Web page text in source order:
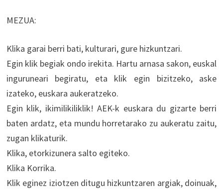
MEZUA:
Klika garai berri bati, kulturari, gure hizkuntzari.
Egin klik begiak ondo irekita. Hartu arnasa sakon, euskal
inguruneari begiratu, eta klik egin bizitzeko, aske
izateko, euskara aukeratzeko.
Egin klik, ikimilikiliklik! AEK-k euskara du gizarte berri
baten ardatz, eta mundu horretarako zu aukeratu zaitu,
zugan klikaturik.
Klika, etorkizunera salto egiteko.
Klika Korrika.
Klik eginez iziotzen ditugu hizkuntzaren argiak, doinuak,